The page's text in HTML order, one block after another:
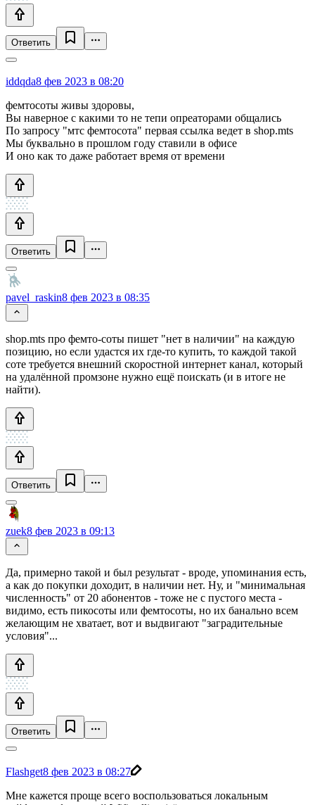
Ответить
iddqda8 фев 2023 в 08:20
фемтосоты живы здоровы,
Вы наверное с какими то не тепи опреаторами общались
По запросу "мтс фемтосота" первая ссылка ведет в shop.mts
Мы буквально в прошлом году ставили в офисе
И оно как то даже работает время от времени
Ответить
pavel_raskin8 фев 2023 в 08:35
shop.mts про фемто-соты пишет "нет в наличии" на каждую
позицию, но если удастся их где-то купить, то каждой такой
соте требуется внешний скоростной интернет канал, который
на удалённой промзоне нужно ещё поискать (и в итоге не
найти).
Ответить
zuek8 фев 2023 в 09:13
Да, примерно такой и был результат - вроде, упоминания есть,
а как до покупки доходит, в наличии нет. Ну, и "минимальная
численность" от 20 абонентов - тоже не с пустого места -
видимо, есть пикосоты или фемтосоты, но их банально всем
желающим не хватает, вот и выдвигают "заградительные
условия"...
Ответить
Flashget8 фев 2023 в 08:27
Мне кажется проще всего воспользоваться локальным